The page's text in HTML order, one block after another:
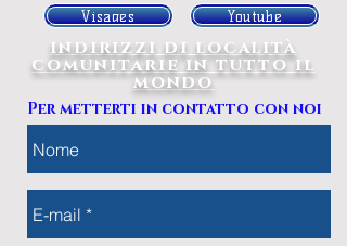
Visages Youtube
indirizzi di località
comunitarie in tutto il
mondo
Per metterti in contatto con noi